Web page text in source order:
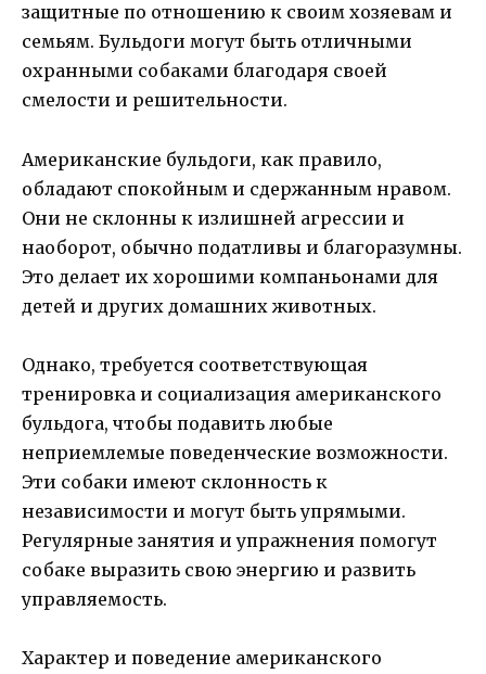
защитные по отношению к своим хозяевам и
семьям. Бульдоги могут быть отличными
охранными собаками благодаря своей
смелости и решительности.
Американские бульдоги, как правило,
обладают спокойным и сдержанным нравом.
Они не склонны к излишней агрессии и
наоборот, обычно податливы и благоразумны.
Это делает их хорошими компаньонами для
детей и других домашних животных.
Однако, требуется соответствующая
тренировка и социализация американского
бульдога, чтобы подавить любые
неприемлемые поведенческие возможности.
Эти собаки имеют склонность к
независимости и могут быть упрямыми.
Регулярные занятия и упражнения помогут
собаке выразить свою энергию и развить
управляемость.
Характер и поведение американского